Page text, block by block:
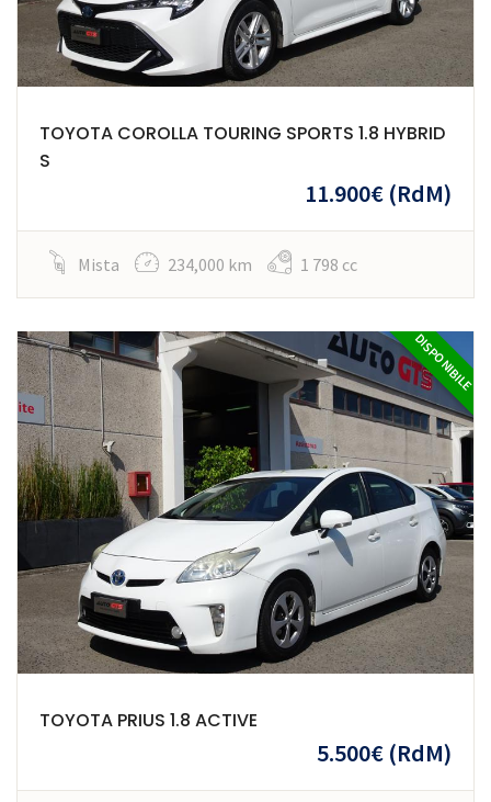
TOYOTA COROLLA TOURING SPORTS 1.8 HYBRID
S
11.900€ (RdM)
Mista 234,000 km 1 798 cc
DISPONIBILE
TOYOTA PRIUS 1.8 ACTIVE
5.500€ (RdM)